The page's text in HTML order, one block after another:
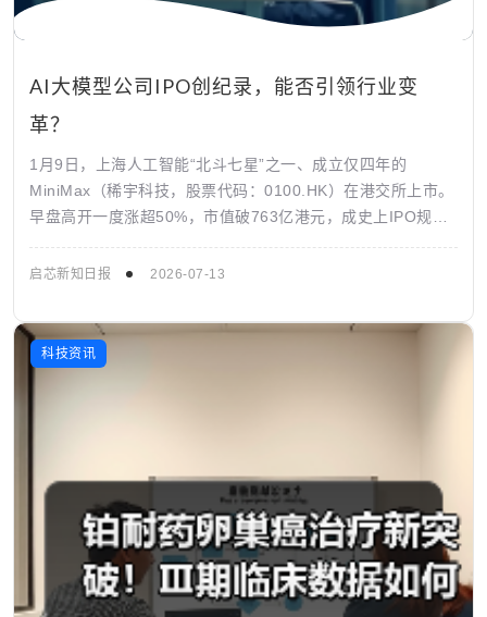
AI大模型公司IPO创纪录，能否引领行业变
革？
1月9日，上海人工智能“北斗七星”之一、成立仅四年的
MiniMax（稀宇科技，股票代码：0100.HK）在港交所上市。
早盘高开一度涨超50%，市值破763亿港元，成史上IPO规模
启芯新知日报 2026-07-13
科技资讯